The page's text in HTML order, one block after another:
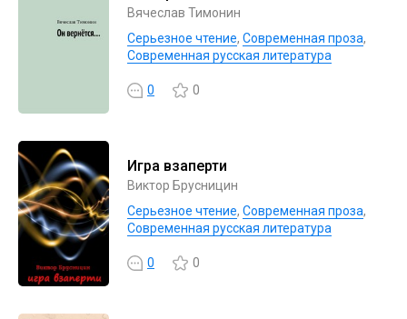
Вячеслав Тимонин
Серьезное чтение, Современная проза,
Современная русская литература
0 0
Игра взаперти
Виктор Брусницин
Серьезное чтение, Современная проза,
Современная русская литература
0 0